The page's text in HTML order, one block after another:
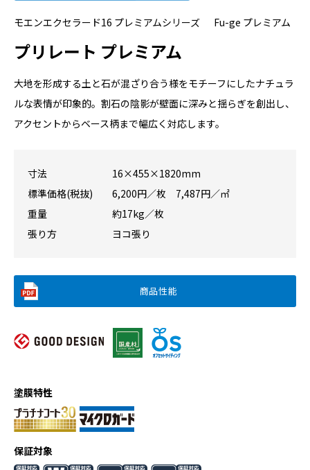
モエンエクセラード16 プレミアムシリーズ Fu-ge プレミアム
プリレート プレミアム
大地を形成する土と石が混ざり合う様をモチーフにしたナチュラ
ルな表情が印象的。割石の陰影が壁面に深みと揺らぎを創出し、
アクセントからベース柄まで幅広く対応します。
寸法
16×455×1820mm
標準価格(税抜)
6,200円／枚 7,487円／㎡
重量
約17kg／枚
張り方
ヨコ張り
商品性能
塗膜特性
保証対象